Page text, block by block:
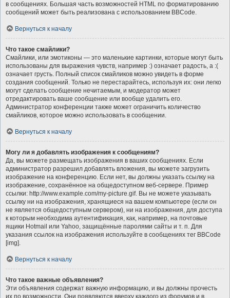
в сообщениях. Большая часть возможностей HTML по форматированию
сообщений может быть реализована с использованием BBCode.
Вернуться к началу
Что такое смайлики?
Смайлики, или эмотиконы — это маленькие картинки, которые могут быть
использованы для выражения чувств, например :) означает радость, а :(
означает грусть. Полный список смайликов можно увидеть в форме
создания сообщений. Только не перестарайтесь, используя их: они легко
могут сделать сообщение нечитаемым, и модератор может
отредактировать ваше сообщение или вообще удалить его.
Администратор конференции также может ограничить количество
смайликов, которое можно использовать в сообщении.
Вернуться к началу
Могу ли я добавлять изображения к сообщениям?
Да, вы можете размещать изображения в ваших сообщениях. Если
администратор разрешил добавлять вложения, вы можете загрузить
изображение на конференцию. Если нет, вы должны указать ссылку на
изображение, сохранённое на общедоступном веб-сервере. Пример
ссылки: http://www.example.com/my-picture.gif. Вы не можете указывать
ссылку ни на изображения, хранящиеся на вашем компьютере (если он
не является общедоступным сервером), ни на изображения, для доступа
к которым необходима аутентификация, как, например, на почтовые
ящики Hotmail или Yahoo, защищённые паролями сайты и т. п. Для
указания ссылок на изображения используйте в сообщениях тег BBCode
[img].
Вернуться к началу
Что такое важные объявления?
Эти объявления содержат важную информацию, и вы должны прочесть
их по возможности. Они появляются вверху каждого из форумов и в